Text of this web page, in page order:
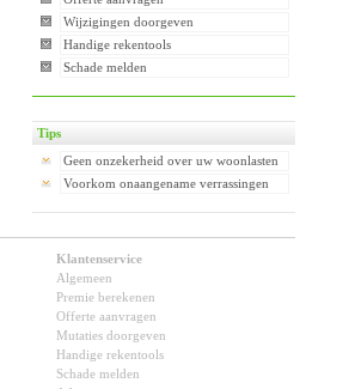
Wijzigingen doorgeven
Handige rekentools
Schade melden
Tips
Geen onzekerheid over uw woonlasten
Voorkom onaangename verrassingen
Klantenservice
Algemeen
Premie berekenen
Offerte aanvragen
Mutaties doorgeven
Handige rekentools
Schade melden